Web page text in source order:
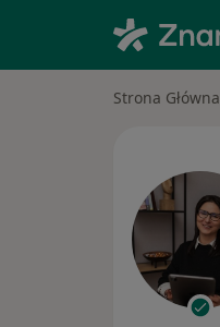
Strona Główna